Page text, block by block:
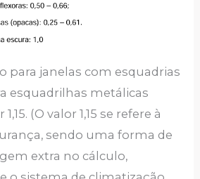
para janelas com esquadrias
esquadrilhas metálicas
(O valor 1,15 se refere à
sendo uma forma de
extra no cálculo,